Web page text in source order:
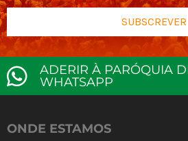
SUBSCREVER
ADERIR À PARÓQUIA
WHATSAPP
ONDE ESTAMOS